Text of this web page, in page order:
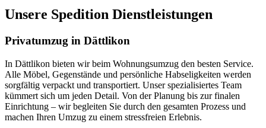
Unsere Spedition Dienstleistungen
Privatumzug in Dättlikon
In Dättlikon bieten wir beim Wohnungsumzug den besten Service.
Alle Möbel, Gegenstände und persönliche Habseligkeiten werden
sorgfältig verpackt und transportiert. Unser spezialisiertes Team
kümmert sich um jeden Detail. Von der Planung bis zur finalen
Einrichtung – wir begleiten Sie durch den gesamten Prozess und
machen Ihren Umzug zu einem stressfreien Erlebnis.